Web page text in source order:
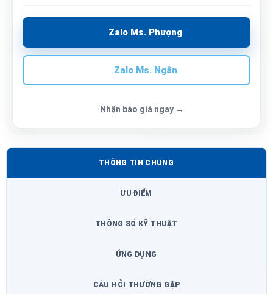
Zalo Ms. Phượng
Zalo Ms. Ngân
Nhận báo giá ngay →
THÔNG TIN CHUNG
ƯU ĐIỂM
THÔNG SỐ KỸ THUẬT
ỨNG DỤNG
CÂU HỎI THƯỜNG GẶP